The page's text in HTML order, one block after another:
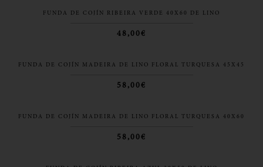
FUNDA DE COJÍN RIBEIRA VERDE 40X60 DE LINO
48,00€
FUNDA DE COJÍN MADEIRA DE LINO FLORAL TURQUESA 45X45
58,00€
FUNDA DE COJÍN MADEIRA DE LINO FLORAL TURQUESA 40X60
58,00€